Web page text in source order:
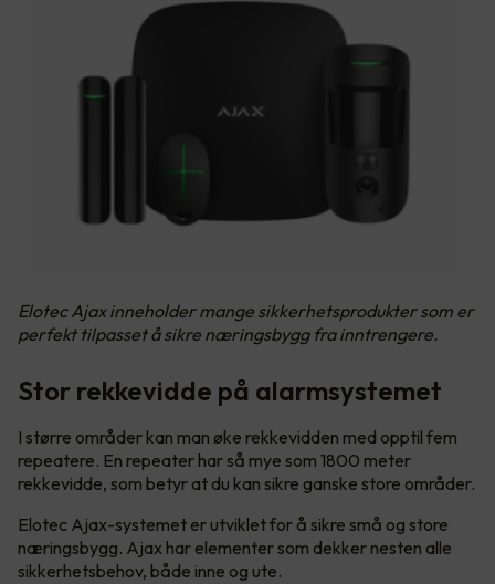
Elotec Ajax inneholder mange sikkerhetsprodukter som er
perfekt tilpasset å sikre næringsbygg fra inntrengere.
Stor rekkevidde på alarmsystemet
I større områder kan man øke rekkevidden med opptil fem
repeatere. En repeater har så mye som 1800 meter
rekkevidde, som betyr at du kan sikre ganske store områder.
Elotec Ajax-systemet er utviklet for å sikre små og store
næringsbygg. Ajax har elementer som dekker nesten alle
sikkerhetsbehov, både inne og ute.